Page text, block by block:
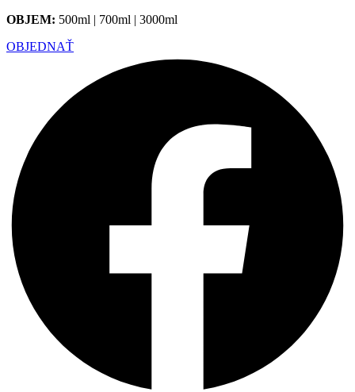
OBJEM: 500ml | 700ml | 3000ml
OBJEDNAŤ